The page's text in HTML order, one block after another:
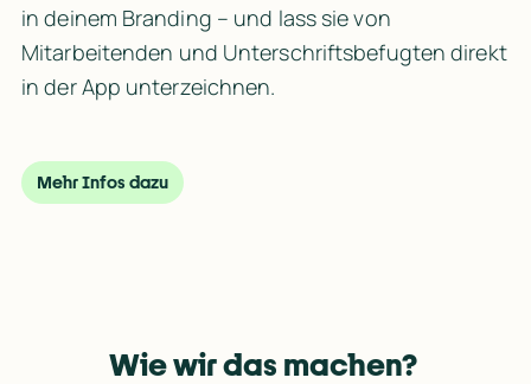
in deinem Branding – und lass sie von
Mitarbeitenden und Unterschriftsbefugten direkt
in der App unterzeichnen.
Mehr Infos dazu
Wie wir das machen?